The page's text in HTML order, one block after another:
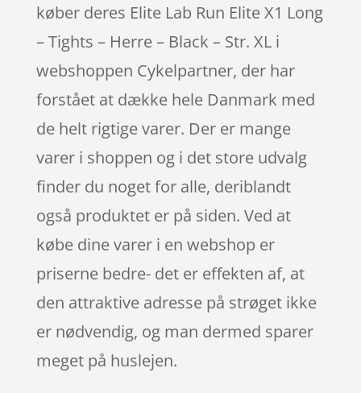
køber deres Elite Lab Run Elite X1 Long
– Tights – Herre – Black – Str. XL i
webshoppen Cykelpartner, der har
forstået at dække hele Danmark med
de helt rigtige varer. Der er mange
varer i shoppen og i det store udvalg
finder du noget for alle, deriblandt
også produktet er på siden. Ved at
købe dine varer i en webshop er
priserne bedre- det er effekten af, at
den attraktive adresse på strøget ikke
er nødvendig, og man dermed sparer
meget på huslejen.